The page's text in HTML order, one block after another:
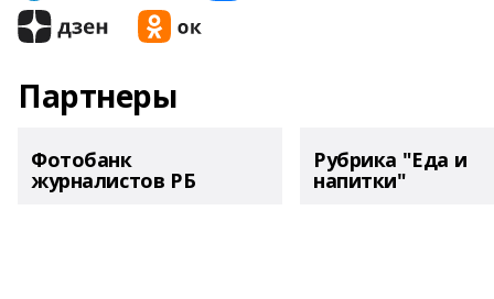
Партнеры
Фотобанк
журналистов РБ
Рубрика "Еда и
напитки"